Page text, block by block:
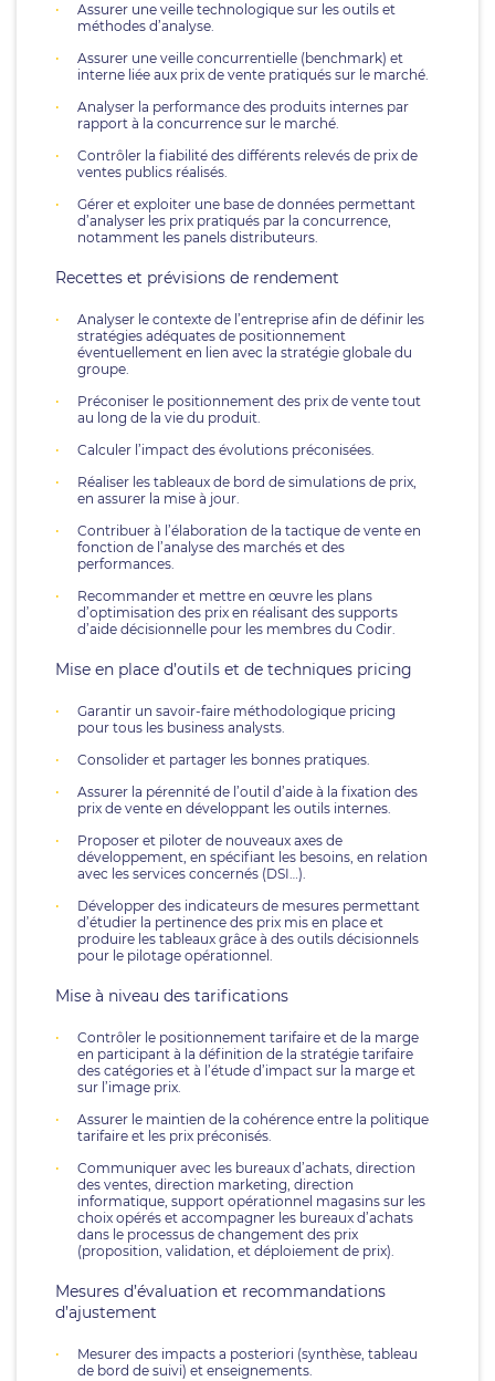
Assurer une veille technologique sur les outils et
méthodes d’analyse.
Assurer une veille concurrentielle (benchmark) et
interne liée aux prix de vente pratiqués sur le marché.
Analyser la performance des produits internes par
rapport à la concurrence sur le marché.
Contrôler la fiabilité des différents relevés de prix de
ventes publics réalisés.
Gérer et exploiter une base de données permettant
d’analyser les prix pratiqués par la concurrence,
notamment les panels distributeurs.
Recettes et prévisions de rendement
Analyser le contexte de l’entreprise afin de définir les
stratégies adéquates de positionnement
éventuellement en lien avec la stratégie globale du
groupe.
Préconiser le positionnement des prix de vente tout
au long de la vie du produit.
Calculer l’impact des évolutions préconisées.
Réaliser les tableaux de bord de simulations de prix,
en assurer la mise à jour.
Contribuer à l’élaboration de la tactique de vente en
fonction de l’analyse des marchés et des
performances.
Recommander et mettre en œuvre les plans
d’optimisation des prix en réalisant des supports
d’aide décisionnelle pour les membres du Codir.
Mise en place d’outils et de techniques pricing
Garantir un savoir-faire méthodologique pricing
pour tous les business analysts.
Consolider et partager les bonnes pratiques.
Assurer la pérennité de l’outil d’aide à la fixation des
prix de vente en développant les outils internes.
Proposer et piloter de nouveaux axes de
développement, en spécifiant les besoins, en relation
avec les services concernés (DSI…).
Développer des indicateurs de mesures permettant
d’étudier la pertinence des prix mis en place et
produire les tableaux grâce à des outils décisionnels
pour le pilotage opérationnel.
Mise à niveau des tarifications
Contrôler le positionnement tarifaire et de la marge
en participant à la définition de la stratégie tarifaire
des catégories et à l’étude d’impact sur la marge et
sur l’image prix.
Assurer le maintien de la cohérence entre la politique
tarifaire et les prix préconisés.
Communiquer avec les bureaux d’achats, direction
des ventes, direction marketing, direction
informatique, support opérationnel magasins sur les
choix opérés et accompagner les bureaux d’achats
dans le processus de changement des prix
(proposition, validation, et déploiement de prix).
Mesures d’évaluation et recommandations
d’ajustement
Mesurer des impacts a posteriori (synthèse, tableau
de bord de suivi) et enseignements.